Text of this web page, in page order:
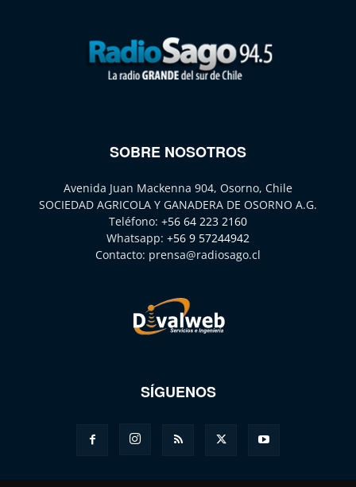
SOBRE NOSOTROS
Avenida Juan Mackenna 904, Osorno, Chile
SOCIEDAD AGRICOLA Y GANADERA DE OSORNO A.G.
Teléfono: +56 64 223 2160
Whatsapp: +56 9 57244942
Contacto: prensa@radiosago.cl
SÍGUENOS